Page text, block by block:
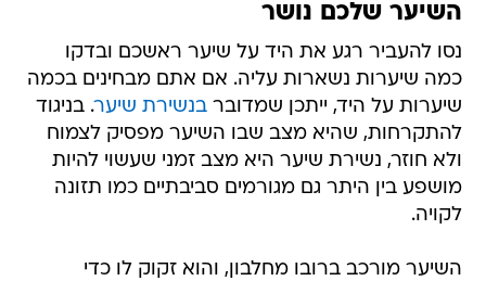
השיער שלכם נושר
נסו להעביר רגע את היד על שיער ראשכם ובדקו
כמה שיערות נשארות עליה. אם אתם מבחינים בכמה
שיערות על היד, ייתכן שמדוברבנשירת שיער. בניגוד
להתקרחות, שהיא מצב שבו השיער מפסיק לצמוח
ולא חוזר, נשירת שיער היא מצב זמני שעשוי להיות
מושפע בין היתר גם מגורמים סביבתיים כמו תזונה
לקויה.
השיער מורכב ברובו מחלבון, והוא זקוק לו כדי